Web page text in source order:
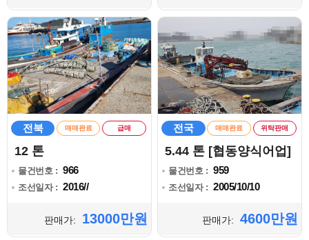
전북 매매완료 급매
12 톤
물건번호 : 966
조선일자 : 2016//
판매가: 13000만원
전국 매매완료 위탁판매
5.44 톤 [협동양식어업]
물건번호 : 959
조선일자 : 2005/10/10
판매가: 4600만원